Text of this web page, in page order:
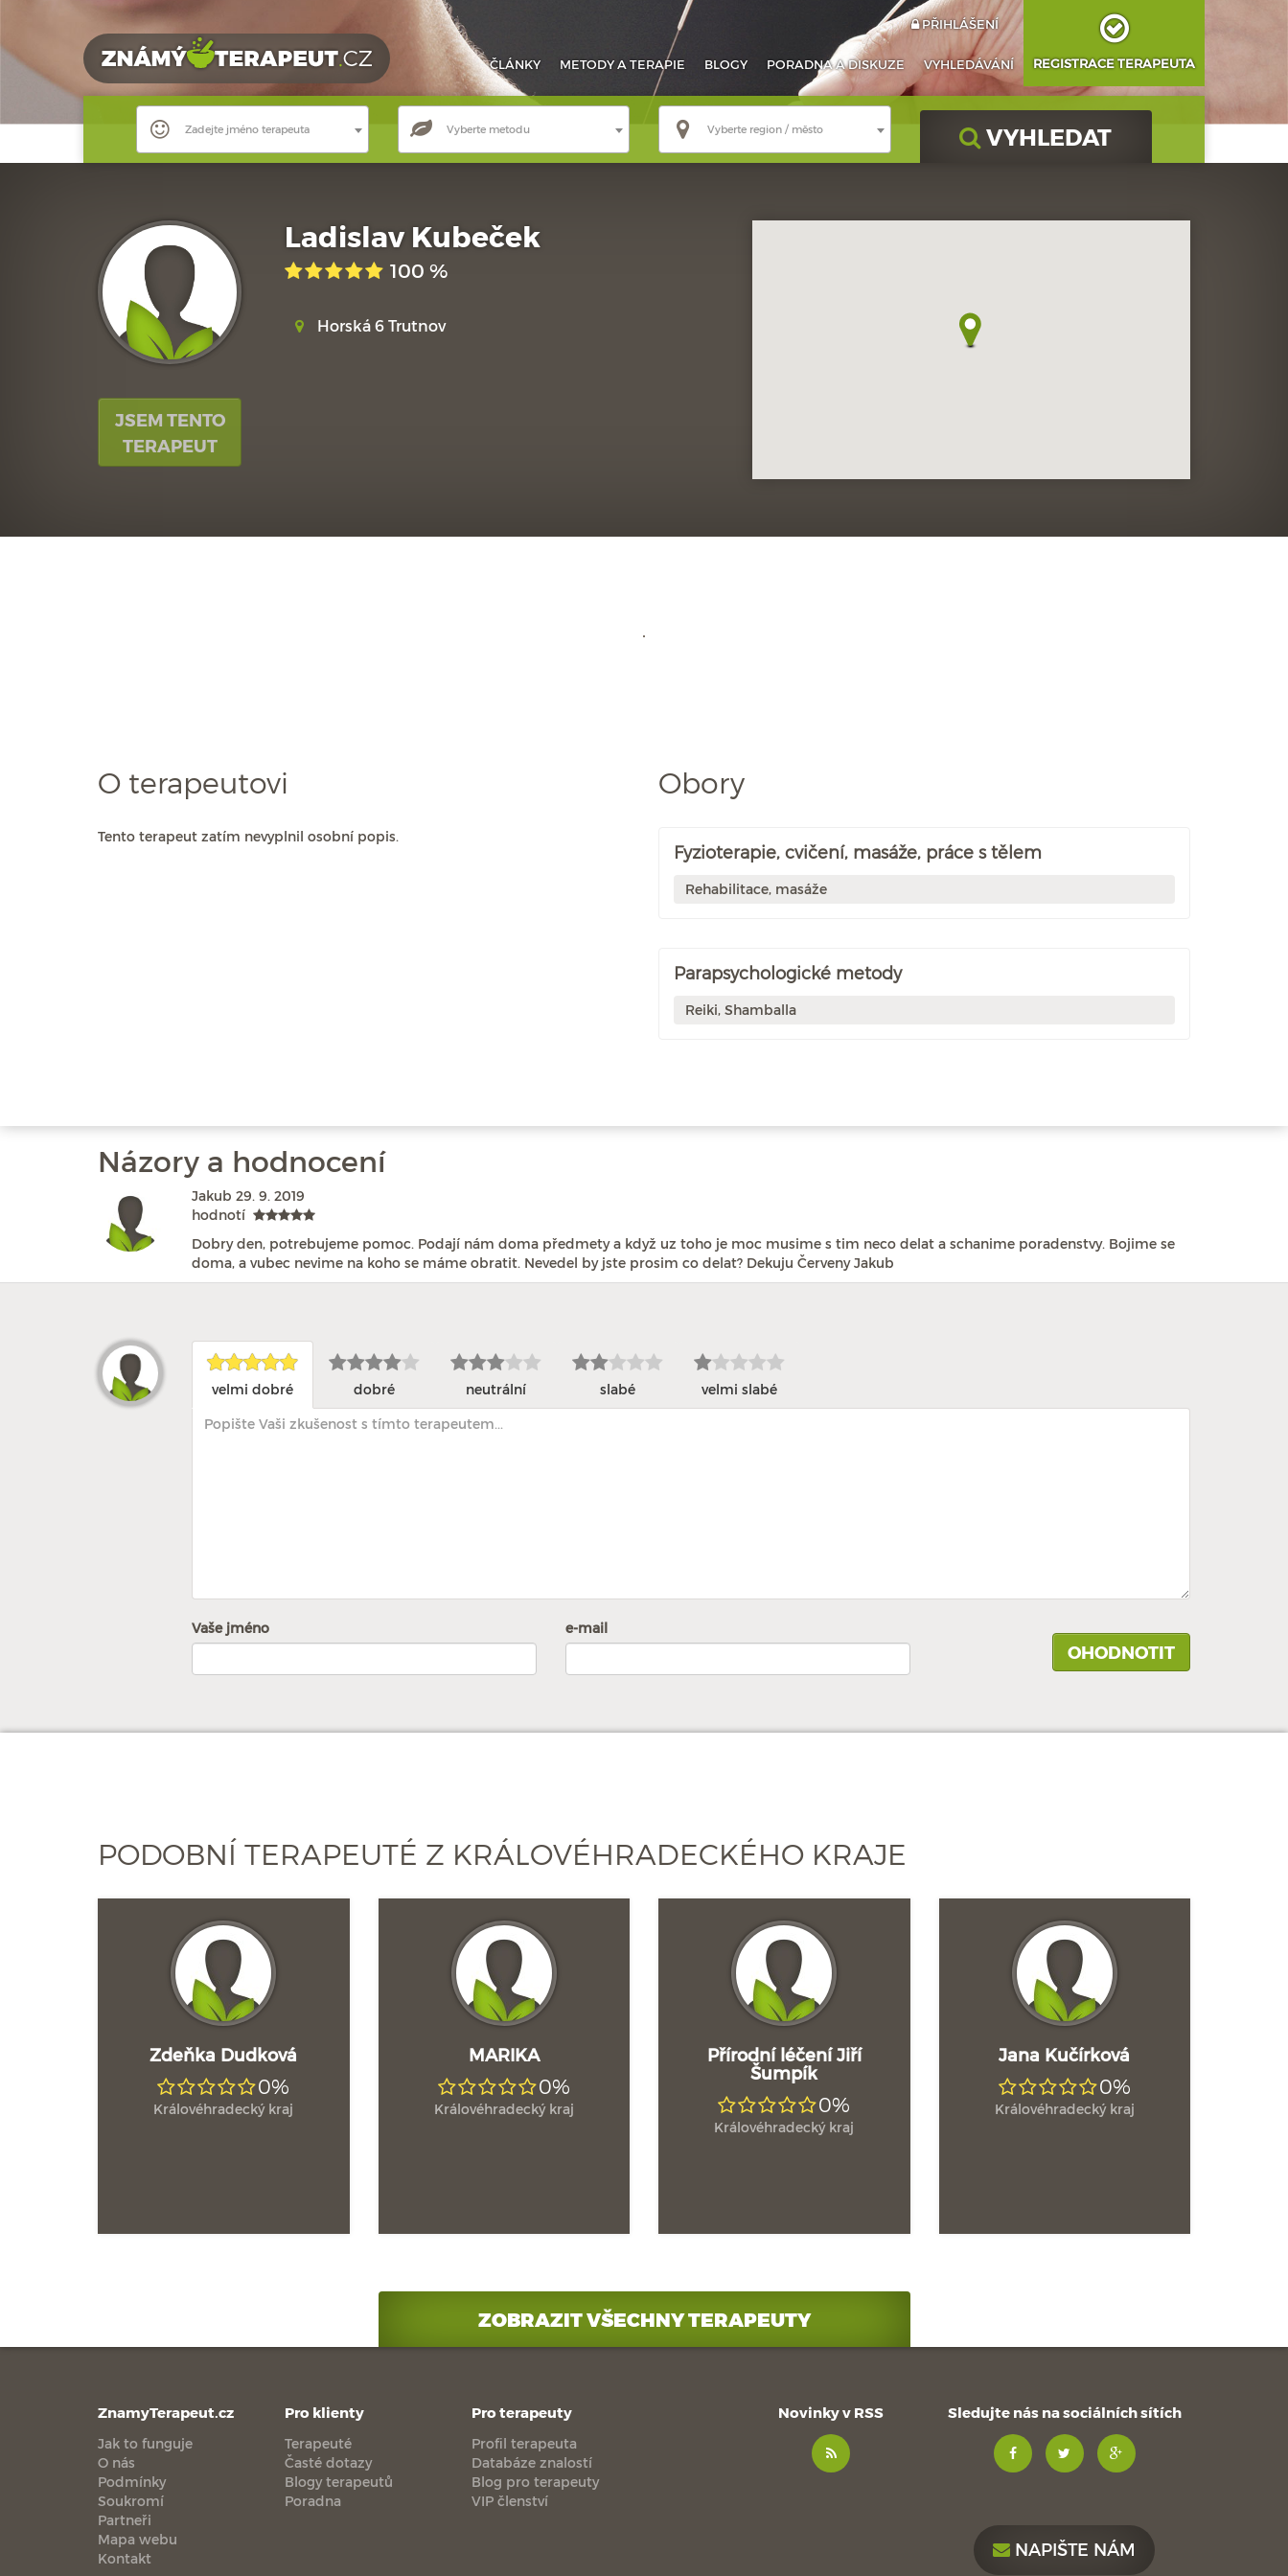
ČLÁNKY METODYA TERAPIE BLOGY PORADNAA DISKUZE VYHLEDÁVÁNÍ
PŘIHLÁŠENÍ
REGISTRACE TERAPEUTA
Zadejte jméno terapeuta Vyberte metodu Vyberte region / město VYHLEDAT
JSEM TENTO
TERAPEUT
Ladislav Kubeček
100 %
Horská 6 Trutnov
O terapeutovi
Tento terapeut zatím nevyplnil osobní popis.
Obory
Fyzioterapie, cvičení, masáže, práce s tělem
Rehabilitace, masáže
Parapsychologické metody
Reiki, Shamballa
Názory a hodnocení
Jakub 29. 9. 2019
hodnotí
Dobry den, potrebujeme pomoc. Podají nám doma předmety a když uz toho je moc musime s tim neco delat a schanime poradenstvy. Bojime se
doma, a vubec nevime na koho se máme obratit. Nevedel by jste prosim co delat? Dekuju Červeny Jakub
velmi dobré dobré neutrální slabé velmi slabé
Vaše jméno e-mail
PODOBNÍ TERAPEUTÉ Z KRÁLOVÉHRADECKÉHO KRAJE
Zdeňka Dudková
0%
Královéhradecký kraj
MARIKA
0%
Královéhradecký kraj
Přírodní léčení Jiří
Šumpík
0%
Královéhradecký kraj
Jana Kučírková
0%
Královéhradecký kraj
ZOBRAZIT VŠECHNY TERAPEUTY
ZnamyTerapeut.cz
Jak to funguje
O nás
Podmínky
Soukromí
Partneři
Mapa webu
Kontakt
Pro klienty
Terapeuté
Časté dotazy
Blogy terapeutů
Poradna
Pro terapeuty
Profil terapeuta
Databáze znalostí
Blog pro terapeuty
VIP členství
Novinky v RSS Sledujte nás na sociálních sítích
NAPIŠTE NÁM